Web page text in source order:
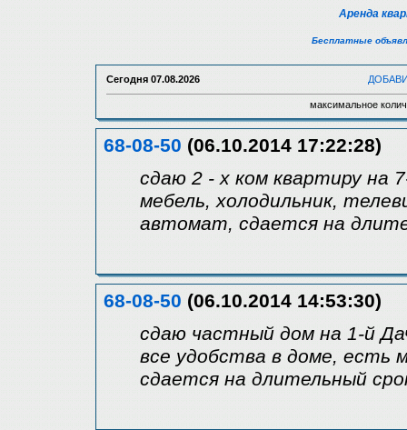
Аренда
Бесплатные
Сегодня 07.08.2026
максимальное
68-08-50 (06.10.2014 17:22:28)
сдаю 2 - х ком квартиру на
мебель, холодильник,
автомат, сдается на
68-08-50 (06.10.2014 14:53:30)
сдаю частный дом на 1-й
все удобства в доме, есть
сдается на длительный